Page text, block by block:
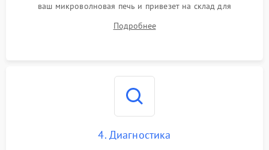
ваш микроволновая печь и привезет на склад для
Подробнее
4. Диагностика